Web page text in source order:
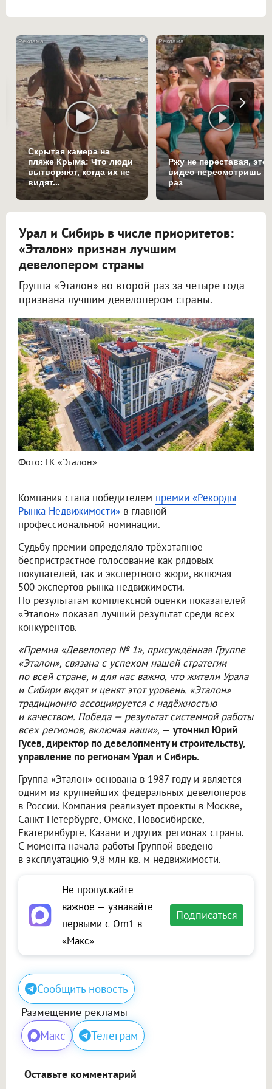
i
Скрытая камера на
пляже Крыма: Что люди
вытворяют, когда их не
видят...
Ржу не переставая, это
видео пересмотришь
раз
Урал и Сибирь в числе приоритетов:
«Эталон» признан лучшим
девелопером страны
Группа «Эталон» во второй раз за четыре года
признана лучшим девелопером страны.
Фото: ГК «Эталон»
Компания стала победителем премии «Рекорды
Рынка Недвижимости» в главной
профессиональной номинации.
Судьбу премии определяло трёхэтапное
беспристрастное голосование как рядовых
покупателей, так и экспертного жюри, включая
500 экспертов рынка недвижимости.
По результатам комплексной оценки показателей
«Эталон» показал лучший результат среди всех
конкурентов.
«Премия «Девелопер № 1», присуждённая Группе
«Эталон», связана с успехом нашей стратегии
по всей стране, и для нас важно, что жители Урала
и Сибири видят и ценят этот уровень. «Эталон»
традиционно ассоциируется с надёжностью
и качеством. Победа — результат системной работы
всех регионов, включая наши», — уточнил Юрий
Гусев, директор по девелопменту и строительству,
управление по регионам Урал и Сибирь.
Группа «Эталон» основана в 1987 году и является
одним из крупнейших федеральных девелоперов
в России. Компания реализует проекты в Москве,
Санкт-Петербурге, Омске, Новосибирске,
Екатеринбурге, Казани и других регионах страны.
С момента начала работы Группой введено
в эксплуатацию 9,8 млн кв. м недвижимости.
Не пропускайте
важное — узнавайте
первыми с Om1 в
«Макс»
Подписаться
Сообщить новость
Размещение рекламы
Макс Телеграм
Оставьте комментарий